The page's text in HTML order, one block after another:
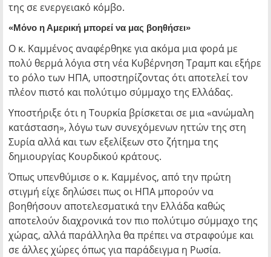
της σε ενεργειακό κόμβο.
«Μόνο η Αμερική μπορεί να μας βοηθήσει»
Ο κ. Καμμένος αναφέρθηκε για ακόμα μια φορά με
πολύ θερμά λόγια στη νέα Κυβέρνηση Τραμπ και εξήρε
το ρόλο των ΗΠΑ, υποστηρίζοντας ότι αποτελεί τον
πλέον πιστό και πολύτιμο σύμμαχο της Ελλάδας.
Υποστήριξε ότι η Τουρκία βρίσκεται σε μια «ανώμαλη
κατάσταση», λόγω των συνεχόμενων ηττών της στη
Συρία αλλά και των εξελίξεων στο ζήτημα της
δημιουργίας Κουρδικού κράτους.
Όπως υπενθύμισε ο κ. Καμμένος, από την πρώτη
στιγμή είχε δηλώσει πως οι ΗΠΑ μπορούν να
βοηθήσουν αποτελεσματικά την Ελλάδα καθώς
αποτελούν διαχρονικά τον πιο πολύτιμο σύμμαχο της
χώρας, αλλά παράλληλα θα πρέπει να στραφούμε και
σε άλλες χώρες όπως για παράδειγμα η Ρωσία.